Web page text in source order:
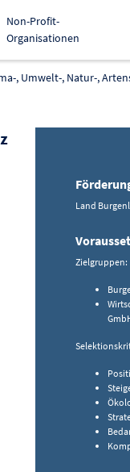
Non-Profit-
Organisationen
, Umwelt-, Natur-,
Land
Zielgruppen: